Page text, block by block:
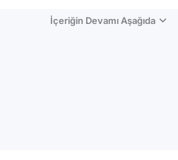
İçeriğin Devamı Aşağıda